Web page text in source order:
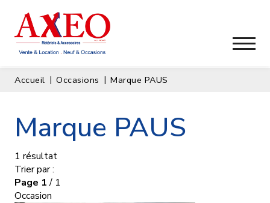
Accueil Occasions Marque PAUS
Marque PAUS
1 résultat
Trier par :
Page 1 / 1
Occasion